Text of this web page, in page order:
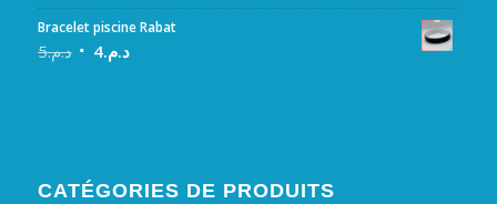
Bracelet piscine Rabat
د.م.5 د.م.4
CATÉGORIES DE PRODUITS